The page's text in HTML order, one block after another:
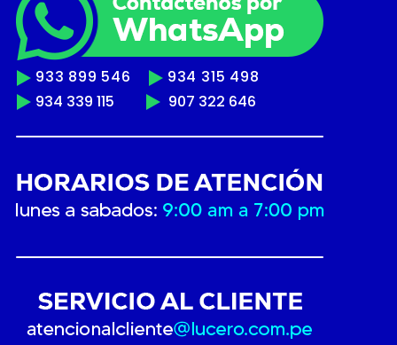
933 899 546
934 315 498
934 339 115
907 322 646